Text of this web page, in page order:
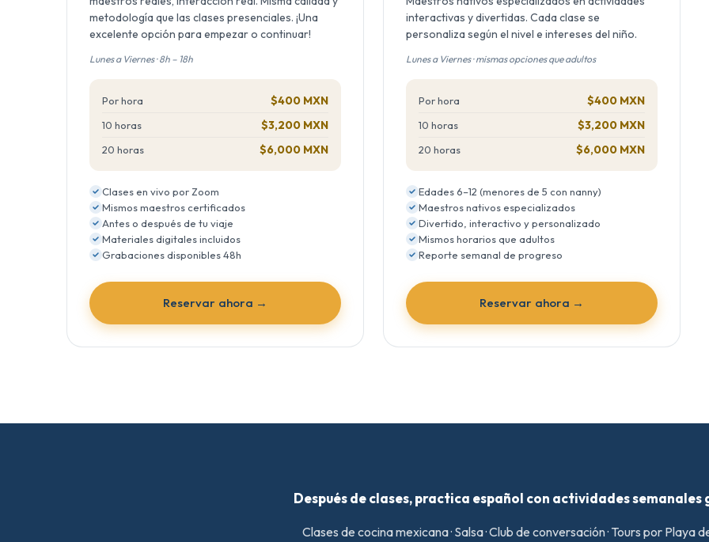
metodología que las clases presenciales. ¡Una
excelente opción para empezar o continuar!
Lunes a Viernes · 8h – 18h
Por hora $400 MXN
10 horas $3,200 MXN
20 horas $6,000 MXN
Clases en vivo por Zoom
Mismos maestros certificados
Antes o después de tu viaje
Materiales digitales incluidos
Grabaciones disponibles 48h
Reservar ahora →
interactivas y divertidas. Cada clase se
personaliza según el nivel e intereses del niño.
Lunes a Viernes · mismas opciones que adultos
Por hora $400 MXN
10 horas $3,200 MXN
20 horas $6,000 MXN
Edades 6–12 (menores de 5 con nanny)
Maestros nativos especializados
Divertido, interactivo y personalizado
Mismos horarios que adultos
Reporte semanal de progreso
Reservar ahora →
Después de clases, practica español con actividades
Clases de cocina mexicana · Salsa · Club de conversación · Tours por Playa